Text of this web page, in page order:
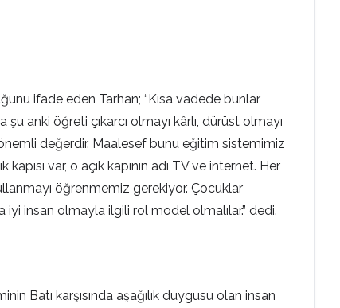
ifade eden Tarhan; “Kısa vadede bunlar
anki öğreti çıkarcı olmayı kârlı, dürüst olmayı
değerdir. Maalesef bunu eğitim sistemimiz
var, o açık kapının adı TV ve internet. Her
öğrenmemiz gerekiyor. Çocuklar
insan olmayla ilgili rol model olmalılar.” dedi.
Batı karşısında aşağılık duygusu olan insan